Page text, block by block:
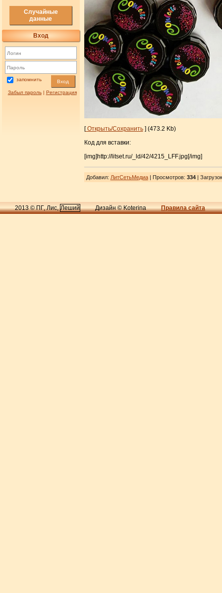
Случайные
данные
Вход
запомнить Вход
Забыл пароль| Регистрация
[Открыть/Сохранить] (473.2 Kb)
Код для вставки:
[img]http://litset.ru/_ld/42/4215_LFF.jpg[/img]
Добавил: ЛитСетьМедиа| Просмотров: 334| Загрузок
2013 © ПГ, Лис,Леший Дизайн © Koterina Правила сайта